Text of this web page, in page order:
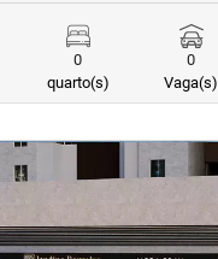
0
quarto(s)
0
Vaga(s)